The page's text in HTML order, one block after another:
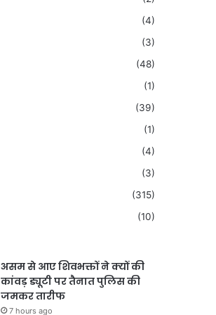
(4)
(3)
(48)
(1)
(39)
(1)
(4)
(3)
(315)
(10)
असम से आए शिवभक्तों ने क्यों की
कांवड़ ड्यूटी पर तैनात पुलिस की
जमकर तारीफ
7 hours ago